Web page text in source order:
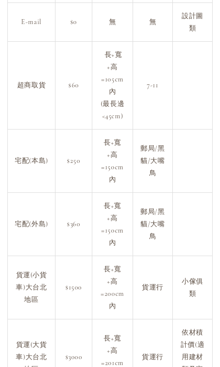
E-mail $0 無 無
設計圖
類
超商取貨 $60
長+寬
+高
=105cm
內
(最長邊
<45cm)
7-11
宅配(本島) $250
長+寬
+高
=150cm
內
郵局/黑
貓/大嘴
鳥
宅配(外島) $360
長+寬
+高
=150cm
內
郵局/黑
貓/大嘴
鳥
貨運(小貨
車)大台北
地區
$1500
長+寬
+高
=200cm
內
貨運行
小傢俱
類
貨運(大貨
車)大台北
$3000
長+寬
+高
=201cm
貨運行
依材積
計價(適
用建材